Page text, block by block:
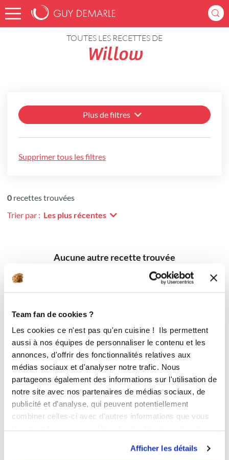
Team fan de cookies ?
Les cookies ce n'est pas qu'en cuisine ! Ils permettent
aussi à nos équipes de personnaliser le contenu et les
annonces, d'offrir des fonctionnalités relatives aux
médias sociaux et d'analyser notre trafic. Nous
partageons également des informations sur l'utilisation de
notre site avec nos partenaires de médias sociaux, de
publicité et d'analyse, qui peuvent potentiellement
combiner celles-ci avec d'autres informations que vous
Afficher les détails
Accueil Recettes
TOUTES LES RECETTES DE
Willow
Plus de filtres
Supprimer tous les filtres
0 recettes trouvées
Trier par : Les plus récentes
Aucune autre recette trouvée